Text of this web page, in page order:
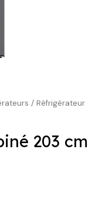
/ Réfrigérateur
203 cm